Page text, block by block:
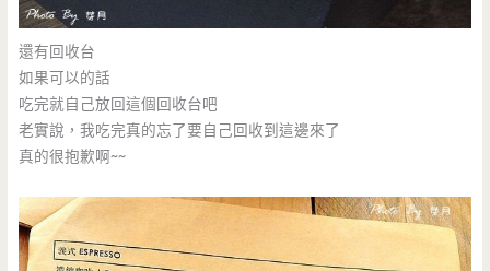
還有回收台
如果可以的話
吃完就自己放回這個回收台吧
老實說，我吃完真的忘了要自己回收到這邊來了
真的很抱歉啊~~